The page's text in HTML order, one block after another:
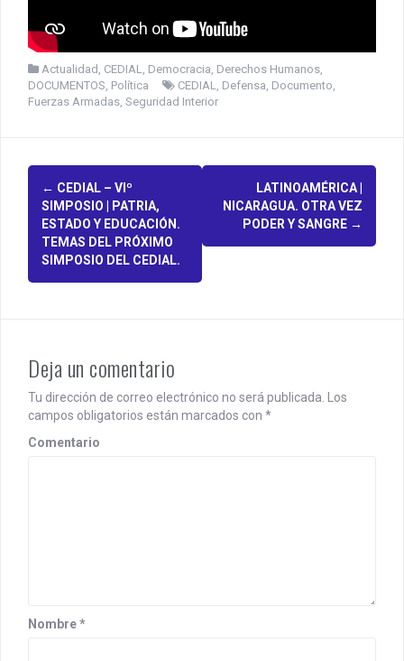
Actualidad , CEDIAL, Democracia, Derechos Humanos,
DOCUMENTOS, Política CEDIAL, Defensa, Documento,
Fuerzas Armadas, Seguridad Interior
P
t
a
v
i
g
n
← CEDIAL – VIº
SIMPOSIO | PATRIA,
ESTADO Y EDUCACIÓN.
TEMAS DEL PRÓXIMO
SIMPOSIO DEL CEDIAL.
LATINOAMÉRICA |
NICARAGUA. OTRA VEZ
PODER Y SANGRE →
Deja un comentario
Tu dirección de correo electrónico no será publicada. Los
campos obligatorios están marcados con *
Comentario
Nombre*